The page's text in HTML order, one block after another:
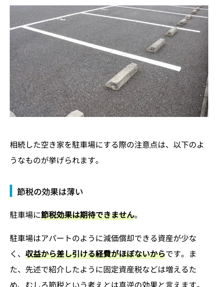
相続した空き家を駐車場にする際の注意点は、以下のよ
うなものが挙げられます。
節税の効果は薄い
駐車場に節税効果は期待できません。
駐車場はアパートのように減価償却できる資産が少な
く、 収益から差し引ける経費がほぼないからです。ま
た、先述で紹介したように固定資産税などは増えるた
め、むしろ節税という考えとは真逆の効果と言えます。